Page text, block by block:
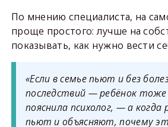
По мнению специалиста, на
проще простого: лучше на
показывать, как нужно вести
«Если в семье пьют и без
последствий — ребёнок
пояснила психолог, — а когда
пьют и объясняют, почему